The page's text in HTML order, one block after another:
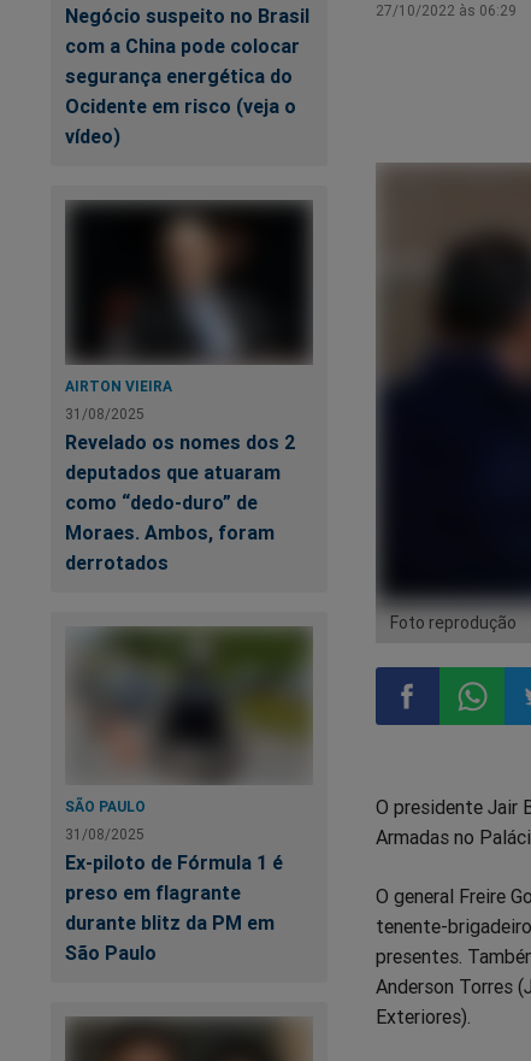
Negócio suspeito no Brasil
com a China pode colocar
segurança energética do
Ocidente em risco (veja o
vídeo)
AIRTON VIEIRA
31/08/2025
Revelado os nomes dos 2
deputados que atuaram
como “dedo-duro” de
Moraes. Ambos, foram
derrotados
SÃO PAULO
31/08/2025
Ex-piloto de Fórmula 1 é
preso em flagrante
durante blitz da PM em
São Paulo
27/10/2022 às 06:29
Foto reprodução
no
no
O presidente Jair
Armadas no
O general Freire
tenente-
presentes.
Anderson Torres
Exteriores).